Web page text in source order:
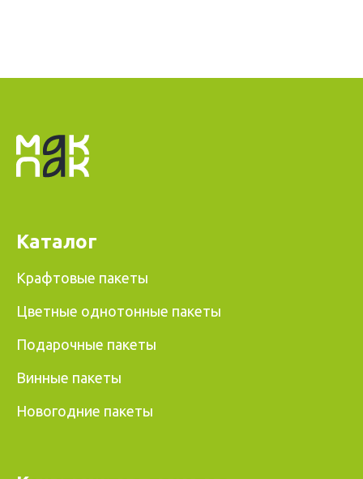
Каталог
Крафтовые пакеты
Цветные однотонные пакеты
Подарочные пакеты
Винные пакеты
Новогодние пакеты